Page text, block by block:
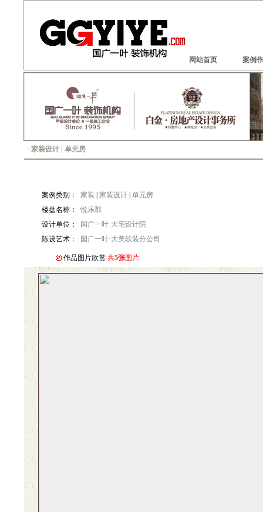
网站首页 案例
· 家装设计 | 单元房
案例类别： 家装 家装设计 单元房
楼盘名称：
悦乐郡
设计单位：
国广一叶·大宅设计院
陈设艺术：
国广一叶·大美软装分公司
作品图片欣赏 共5张图片